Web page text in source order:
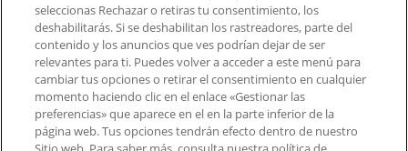
aplicación?
Índices
Marcas
seleccionas Rechazar o retiras tu consentimiento, los
deshabilitarás. Si se deshabilitan los rastreadores, parte del
contenido y los anuncios que ves podrían dejar de ser
relevantes para ti. Puedes volver a acceder a este menú para
cambiar tus opciones o retirar el consentimiento en cualquier
momento haciendo clic en el enlace «Gestionar las
preferencias» que aparece en el en la parte inferior de la
página web. Tus opciones tendrán efecto dentro de nuestro